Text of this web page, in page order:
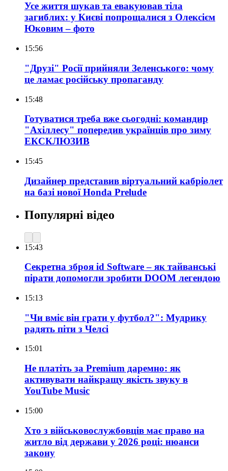
Усе життя шукав та евакуював тіла
загиблих: у Києві попрощалися з Олексієм
Юковим – фото
15:56
"Друзі" Росії прийняли Зеленського: чому
це ламає російську пропаганду
15:48
Готуватися треба вже сьогодні: командир
"Ахіллесу" попередив українців про зиму
ЕКСКЛЮЗИВ
15:45
Дизайнер представив віртуальний кабріолет
на базі нової Honda Prelude
Популярні відео
15:43
Секретна зброя id Software – як тайванські
пірати допомогли зробити DOOM легендою
15:13
"Чи вміє він грати у футбол?": Мудрику
радять піти з Челсі
15:01
Не платіть за Premium даремно: як
активувати найкращу якість звуку в
YouTube Music
15:00
Хто з військовослужбовців має право на
житло від держави у 2026 році: нюанси
закону